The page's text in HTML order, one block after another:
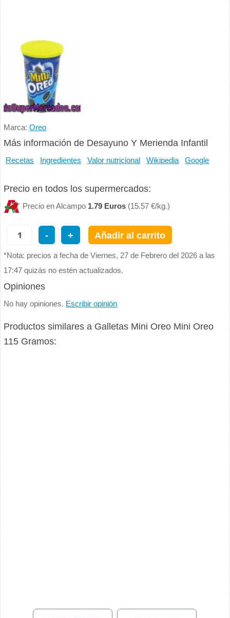
Marca:Oreo
Más información de Desayuno Y Merienda Infantil
Recetas Ingredientes Valor nutricional Wikipedia Google
Precio en todos los supermercados:
Precio en Alcampo 1.79 Euros (15.57 €/kg.)
- + Añadir al carrito
*Nota: precios a fecha de Viernes, 27 de Febrero del 2026 a las
17:47 quizás no estén actualizados.
Opiniones
No hay opiniones. Escribir opinión
Productos similares a Galletas Mini Oreo Mini Oreo
115 Gramos: